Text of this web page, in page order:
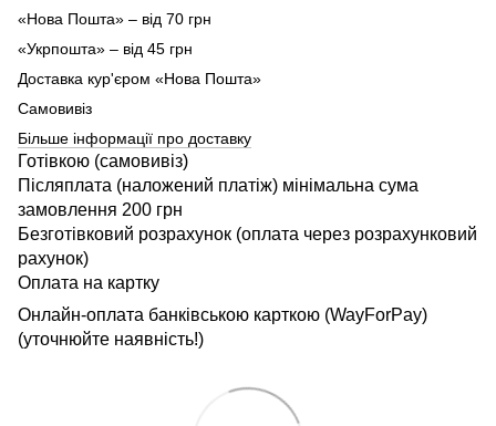
«Нова Пошта» – від 70 грн
«Укрпошта» – від 45 грн
Доставка кур'єром «Нова Пошта»
Самовивіз
Більше інформації про доставку
Готівкою (самовивіз)
Післяплата (наложений платіж) мінімальна сума
замовлення 200 грн
Безготівковий розрахунок (оплата через розрахунковий
рахунок)
Оплата на картку
Онлайн-оплата банківською карткою (WayForPay)
(уточнюйте наявність!)